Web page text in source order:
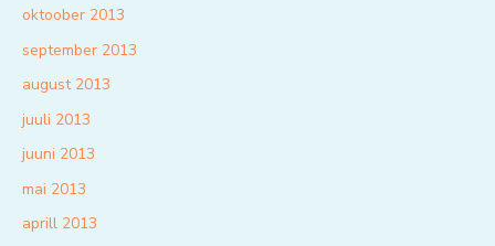
oktoober 2013
september 2013
august 2013
juuli 2013
juuni 2013
mai 2013
aprill 2013